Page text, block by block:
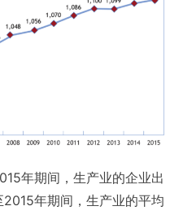
年期间，生产业的企业出
年期间，生产业的平均